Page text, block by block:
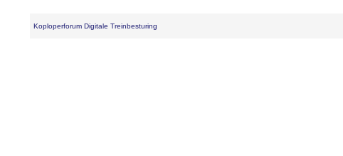
Koploperforum Digitale Treinbesturing